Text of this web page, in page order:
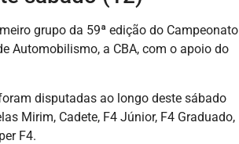
grupo da 59ª edição do Campeonato
Automobilismo, a CBA, com o apoio do
disputadas ao longo deste sábado
Mirim, Cadete, F4 Júnior, F4 Graduado,
F4.